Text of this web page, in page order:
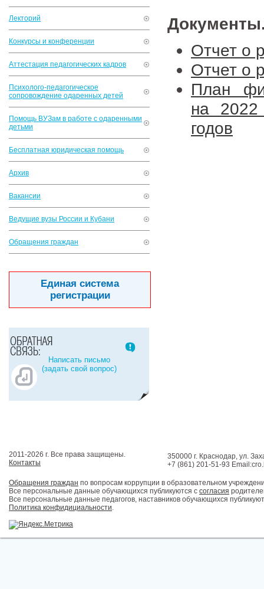
Лекторий
Конкурсы и конференции
Аттестация педагогических кадров
Психолого-педагогическое
сопровождение одаренных детей
Помощь ВУЗам в работе с одаренными
детьми
Бесплатная юридическая помощь
Архив
Вакансии
Ведущие вузы России и Кубани
Обращения граждан
Единая система
регистрации
Написать письмо
(задать свой вопрос)
Отчет о
Отчет о
План
на
годов
2011-2026 г. Все права защищены.
Контакты
350000 г. Краснодар, ул.
+7 (861) 201-51-93
Обращения граждан по вопросам коррупции в образовательном
Все персональные данные обучающихся публикуются с согласия
Все персональные данные педагогов, наставников обучающихся
Политика конфидициальности.